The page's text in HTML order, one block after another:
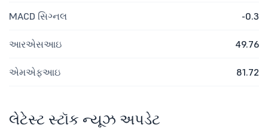
MACD સિગ્નલ -0.3
આરએસઆઇ 49.76
એમએફઆઇ 81.72
લેટેસ્ટ સ્ટૉક ન્યૂઝ અપડેટ